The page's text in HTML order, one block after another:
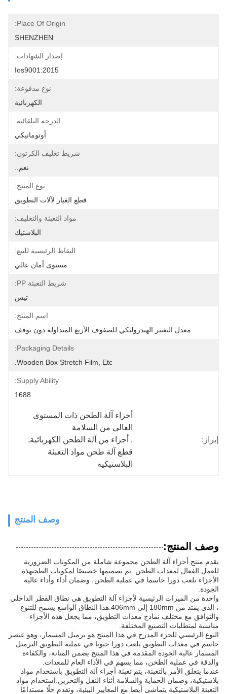
Place Of Origin:
SHENZHEN
إصدار الشهادات:
Ios9001:2015
نوع مدفوعة:
الكهربائية
الدرجة التلقائية:
أوتوماتيكي
شريط تغليف الكرتون:
نعم..
نوع المنتج:
قطع الغيار لآلات التطويق
مواد التعبئة والتغليف:
البلاستيك
النقاط الرئيسية للبيع:
مستوى أمان عالي
شريط التعبئة PP:
تيس
اسم المنتج:
معدل التغيير الهيدروليكي للصفوف الأربع المتداولة دون توقف
Packaging Details:
Wooden Box Stretch Film, Etc.
Supply Ability:
1688
إبراز:
العالي من السلامة
, أجزاء من آلة الطحن الكهربائية,
البلاستيكية
وصف المنتج
وصف المنتج:
يقدم منتج أجزاء آلة الطحن مجموعة شاملة من المكونات الضرورية
للعمل الفعال لمعدات الطحن. تم تصميمها خصيصًا لمكونات الطحنهذه
الأجزاء تلعب دورا حاسما في عملية الطحن، وضمان أداء وأداء عالية
الجودة.
واحدة من الميزات الرئيسية لأجزاء آلة التطويق هي نطاق القطر الداخلي
، الذي يمتد من 180mm إلى 406mm.هذا النطاق الواسع يسمح للتنوع
والتوافق مع مختلف نماذج معدات التطويق، مما يجعل هذه الأجزاء
مناسبة لمتطلبات التصنيع المختلفة.
النوع الرئيسي للجزء المدرج في هذا المنتج هو برميل المسمار، وهو عنصر
حاسم في معدات التطويق يلعب دورا حيويا في عملية التطويق.البرميل
المسمار عالية الجودة المقدمة في هذا المنتج يضمن المتانة، والكفاءة
والدقة في عملية الطحن، مما يسهم في الأداء العام للمعدات.
عندما يتعلق الأمر بالتعبئة، يتم تعبئة أجزاء آلة التطويق باستخدام مواد
بلاستيكية، وضمان الحماية والسلامة أثناء النقل والتخزين.استخدام مواد
التعبئة البلاستيكية يتماشى أيضا مع المعايير البيئية، وتقدم حلًا مستدامًا